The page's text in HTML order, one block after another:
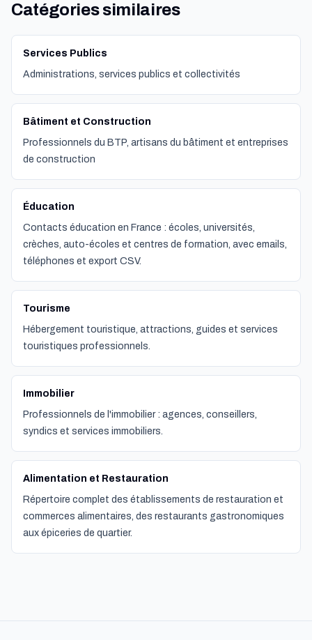
Catégories similaires
Services Publics
Administrations, services publics et collectivités
Bâtiment et Construction
Professionnels du BTP, artisans du bâtiment et entreprises
de construction
Éducation
Contacts éducation en France : écoles, universités,
crèches, auto-écoles et centres de formation, avec emails,
téléphones et export CSV.
Tourisme
Hébergement touristique, attractions, guides et services
touristiques professionnels.
Immobilier
Professionnels de l'immobilier : agences, conseillers,
syndics et services immobiliers.
Alimentation et Restauration
Répertoire complet des établissements de restauration et
commerces alimentaires, des restaurants gastronomiques
aux épiceries de quartier.